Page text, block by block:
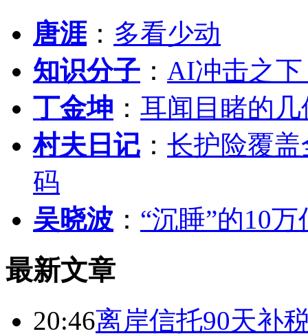
唐涯： 多看少动
知识分子 ： AI冲击之
丁金坤 ： 耳闻目睹的
村夫日记 ： 长护险覆
码
吴晓波 ： “沉睡”的10
最新文章
20:46离岸信托90天补